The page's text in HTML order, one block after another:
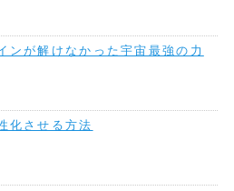
ンが解けなかった宇宙最強の力
化させる方法